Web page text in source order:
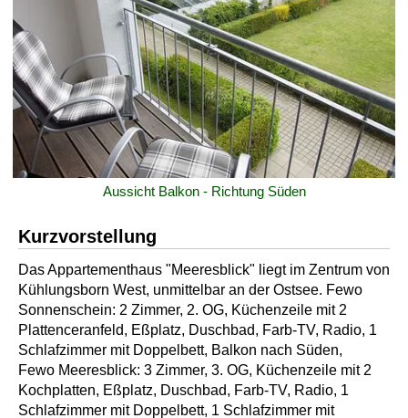
Aussicht Balkon - Richtung Süden
Kurzvorstellung
Das Appartementhaus "Meeresblick" liegt im Zentrum von
Kühlungsborn West, unmittelbar an der Ostsee. Fewo
Sonnenschein: 2 Zimmer, 2. OG, Küchenzeile mit 2
Plattenceranfeld, Eßplatz, Duschbad, Farb-TV, Radio, 1
Schlafzimmer mit Doppelbett, Balkon nach Süden,
Fewo Meeresblick: 3 Zimmer, 3. OG, Küchenzeile mit 2
Kochplatten, Eßplatz, Duschbad, Farb-TV, Radio, 1
Schlafzimmer mit Doppelbett, 1 Schlafzimmer mit